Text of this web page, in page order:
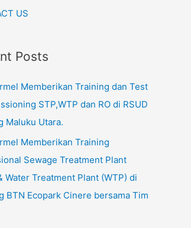
US
Posts
Memberikan Training dan Test
STP,WTP dan RO di RSUD
Maluku Utara.
Memberikan Training
Sewage Treatment Plant
Water Treatment Plant (WTP) di
BTN Ecopark Cinere bersama Tim